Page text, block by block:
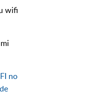
wifi
no